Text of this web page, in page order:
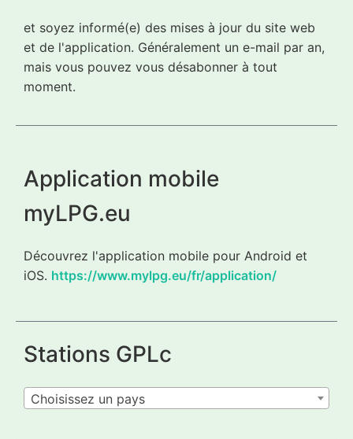
et soyez informé(e) des mises à jour du site web
et de l'application. Généralement un e-mail par an,
mais vous pouvez vous désabonner à tout
moment.
Application mobile
myLPG.eu
Découvrez l'application mobile pour Android et
iOS. https://www.mylpg.eu/fr/application/
Stations GPLc
Choisissez un pays